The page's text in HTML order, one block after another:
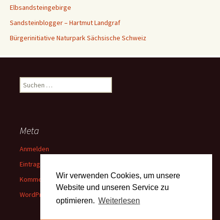
Wir verwenden Cookies, um unsere
Website und unseren Service zu
optimieren. Weiterlesen
Elbsandsteingebirge
Sandsteinblogger – Hartmut Landgraf
Bürgerinitiative Naturpark Sächsische Schweiz
Suchen
nach:
Meta
Anmelden
Eintrags-Feed
Kommentar-Feed
WordPress.org